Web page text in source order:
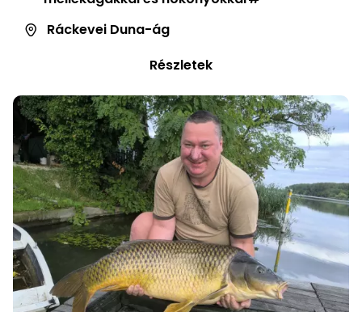
Ráckevei Duna-ág
Részletek